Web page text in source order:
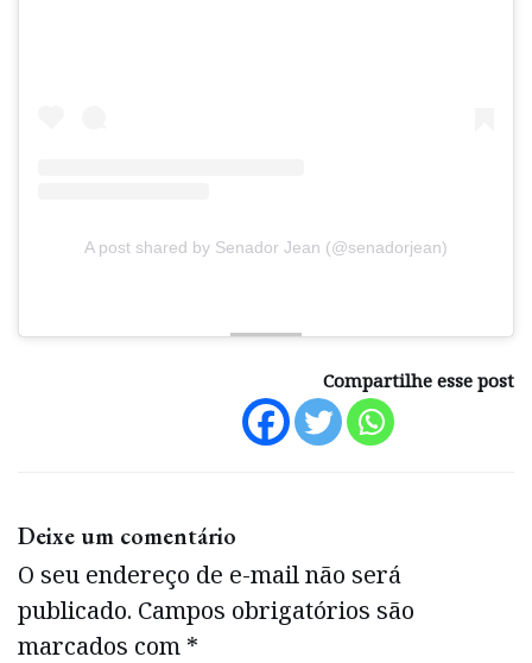
A post shared by Senador Jean (@senadorjean)
Compartilhe esse post
Deixe um comentário
O seu endereço de e-mail não será
publicado. Campos obrigatórios são
marcados com *